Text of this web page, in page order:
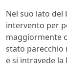
Nel suo lato del
intervento per
maggiormente
stato parecchio
e si intravede